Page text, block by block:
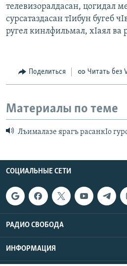
телевизоралдасан, цогидал
сурсатаздасан тIибун бугеб
ругел кинлфильмал, хIаял ва
Поделиться Читать без
Материалы по теме
Лъималазе ярагъ расанкIо
СОЦИАЛЬНЫЕ СЕТИ
РАДИО СВОБОДА
ИНФОРМАЦИЯ